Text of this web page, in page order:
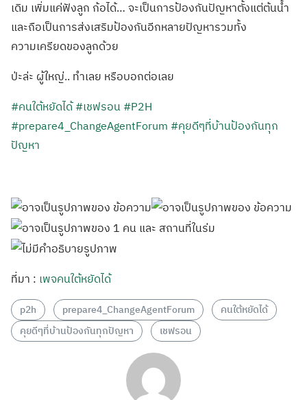
เดิม เพิ่มแค่ฟังลูก ก้อได้… จะเป็นการป้องกันปัญหาตั้งแต่ต้นน้ำ
และถือเป็นการส่งเสริมป้องกันอีกหลายปัญหารวมทั้ง
ความเครียดของลูกด้วย
ป่ะล่ะ ผู้ใหญ่.. ทำเลย หรือบอกต่อเลย
#คนใต้หยัดได้ #เชฟรอน #P2H
#prepare4_ChangeAgentForum #คุยดีๆที่บ้านป้องกันทุก
ปัญหา
ที่มา : เพจคนใต้หยัดได้
p2h prepare4_ChangeAgentForum
คนใต้หยัดได้
คุยดีๆที่บ้านป้องกันทุกปัญหา
เชฟรอน